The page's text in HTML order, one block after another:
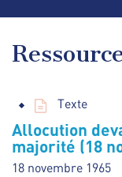
Texte
Allocution
majorité (18
18 novembre 1965